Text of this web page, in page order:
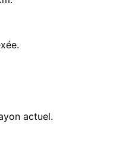
actuel.